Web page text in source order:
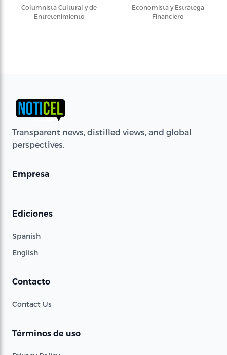
Columnista Cultural y de
Entretenimiento
Economista y Estratega
Financiero
Transparent news, distilled views, and global
perspectives.
Empresa
Ediciones
Spanish
English
Contacto
Contact Us
Términos de uso